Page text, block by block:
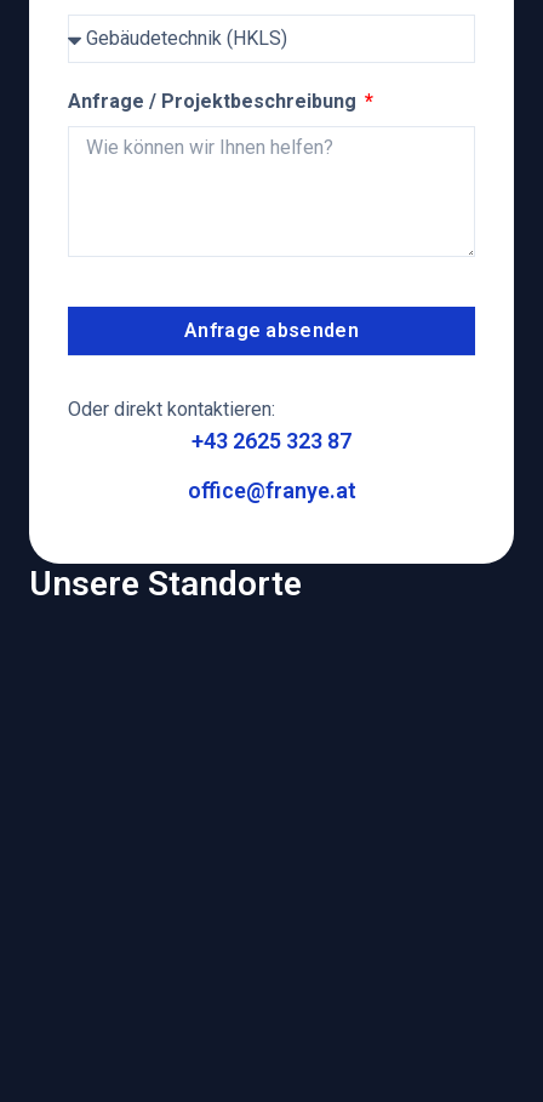
Anfrage / Projektbeschreibung
Anfrage absenden
Oder direkt kontaktieren:
+43 2625 323 87
office@franye.at
Unsere Standorte